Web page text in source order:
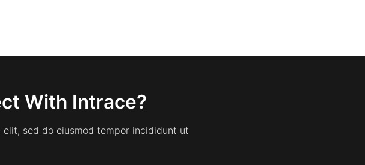
With Intrace?
sed do eiusmod tempor incididunt ut